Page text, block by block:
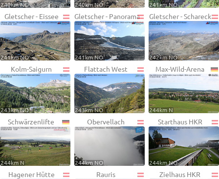
240km NO 240km NO 241km NO
Gletscher - Eissee
241km NO
Gletscher - Panorama
241km NO
Gletscher - Schareck
242km NO
Kolm-Saigurn
243km NO
Flattach West
243km NO
Max-Wild-Arena
244km N
Schwärzenlifte
244km N
Obervellach
244km NO
Starthaus HKR
244km NO
Hagener Hütte Rauris Zielhaus HKR